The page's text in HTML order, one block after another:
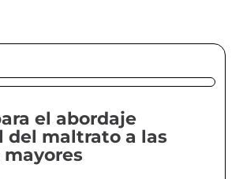
el abordaje
maltrato a las
mayores